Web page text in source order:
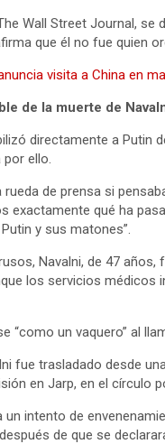
Wall Street Journal, se
que él no fue quien
visita a China en
de la muerte de
directamente a Putin
ello.
de prensa si
exactamente qué ha
y sus matones”.
Navalni, de 47
los servicios médicos
“como un vaquero” al
fue trasladado desde
en Jarp, en el círculo
un intento de
de que se